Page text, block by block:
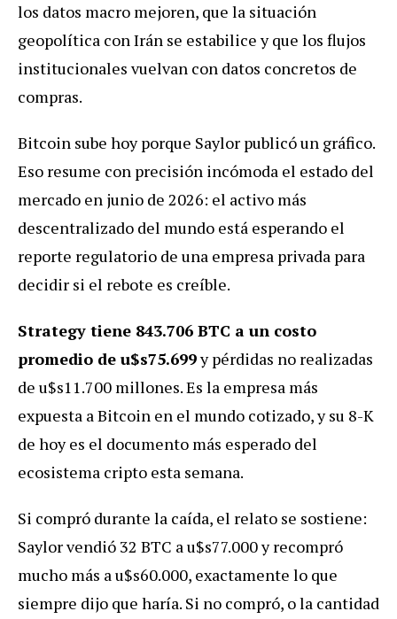
los datos macro mejoren, que la situación
geopolítica con Irán se estabilice y que los flujos
institucionales vuelvan con datos concretos de
compras.
Bitcoin sube hoy porque Saylor publicó un gráfico.
Eso resume con precisión incómoda el estado del
mercado en junio de 2026: el activo más
descentralizado del mundo está esperando el
reporte regulatorio de una empresa privada para
decidir si el rebote es creíble.
Strategy tiene 843.706 BTC a un costo
promedio de u$s75.699y pérdidas no realizadas
de u$s11.700 millones. Es la empresa más
expuesta a Bitcoin en el mundo cotizado, y su 8-K
de hoy es el documento más esperado del
ecosistema cripto esta semana.
Si compró durante la caída, el relato se sostiene:
Saylor vendió 32 BTC a u$s77.000 y recompró
mucho más a u$s60.000, exactamente lo que
siempre dijo que haría. Si no compró, o la cantidad